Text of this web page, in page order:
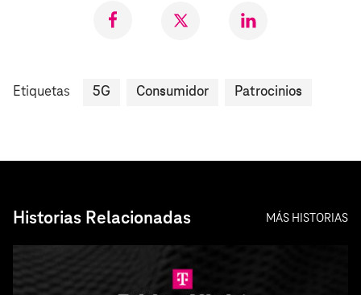
Compartir
Compartir
Compartr
Etiquetas
5G Consumidor Patrocinios
Historias Relacionadas MÁS HISTORIAS